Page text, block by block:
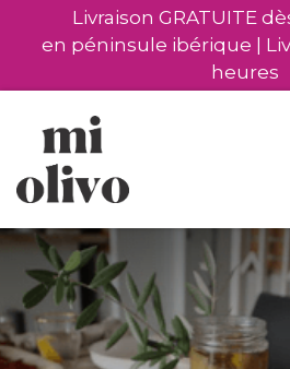
Livraison GRATUITE
en péninsule ibérique |
heures